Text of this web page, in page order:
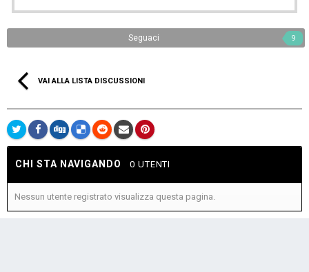
Seguaci 9
VAI ALLA LISTA DISCUSSIONI
CHI STA NAVIGANDO 0 UTENTI
Nessun utente registrato visualizza questa pagina.